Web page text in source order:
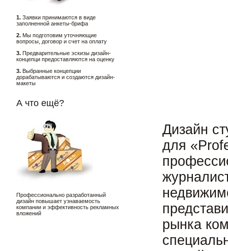
1. Заявки принимаются в виде
заполненной анкеты-брифа
2. Мы подготовим уточняющие
вопросы, договор и счет на оплату
3. Предварительные эскизы дизайн-
концепци предоставляются на оценку
3. Выбранные концепции
дорабатываются и создаются дизайн-
макеты
А что ещё?
Профессионально разработанный
дизайн повышает узнаваемость
компании и эффективность рекламных
вложений
Дизайн
для
рынка